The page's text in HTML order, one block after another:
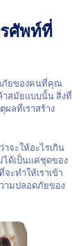
ศัพท์ที่
ภัยของคนที่คุณ
าสมัยแบบนั้น สิ่งที่
ลที่เราสร้าง
จะให้อะไรเกิน
ได้เป็นแค่ชุดของ
ะทำให้เราเข้า
ามปลอดภัยของ